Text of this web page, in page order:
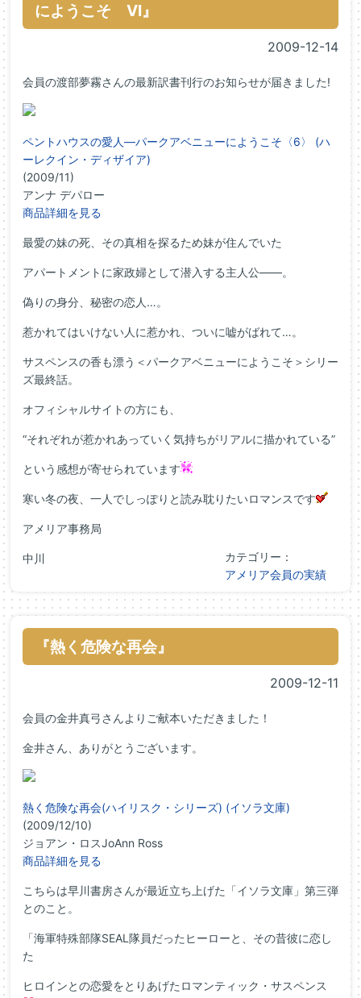
にようこそ VI』
2009-12-14
会員の渡部夢霧さんの最新訳書刊行のお知らせが届きました!
ペントハウスの愛人―パークアベニューにようこそ〈6〉 (ハ
ーレクイン・ディザイア)
(2009/11)
アンナ デパロー
商品詳細を見る
最愛の妹の死、その真相を探るため妹が住んでいた
アパートメントに家政婦として潜入する主人公――。
偽りの身分、秘密の恋人…。
惹かれてはいけない人に惹かれ、ついに嘘がばれて…。
サスペンスの香も漂う＜パークアベニューにようこそ＞シリー
ズ最終話。
オフィシャルサイトの方にも、
“それぞれが惹かれあっていく気持ちがリアルに描かれている”
という感想が寄せられています
寒い冬の夜、一人でしっぽりと読み耽りたいロマンスです
アメリア事務局
中川
カテゴリー：
アメリア会員の実績
『熱く危険な再会』
2009-12-11
会員の金井真弓さんよりご献本いただきました！
金井さん、ありがとうございます。
熱く危険な再会(ハイリスク・シリーズ) (イソラ文庫)
(2009/12/10)
ジョアン・ロスJoAnn Ross
商品詳細を見る
こちらは早川書房さんが最近立ち上げた「イソラ文庫」第三弾
とのこと。
「海軍特殊部隊SEAL隊員だったヒーローと、その昔彼に恋し
た
ヒロインとの恋愛をとりあげたロマンティック・サスペンス